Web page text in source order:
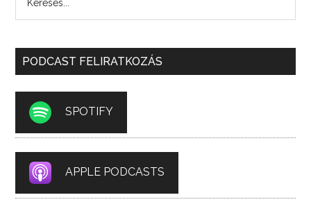
PODCAST FELIRATKOZÁS
SPOTIFY
APPLE PODCASTS